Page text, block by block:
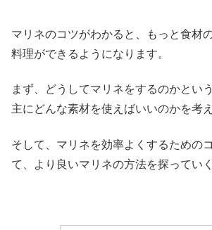
マリネのコツがわかると、もっと食材
料理ができるようになります。
まず、どうしてマリネをするのかとい
主にどんな素材を使えばいいのかを考え
そして、マリネを効率よくするための
て、より良いマリネの方法を探ってい